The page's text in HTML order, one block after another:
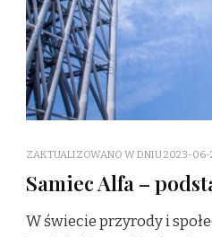
ZAKTUALIZOWANO W DNIU2023-06-
Samiec Alfa –
W świecie przyrody i